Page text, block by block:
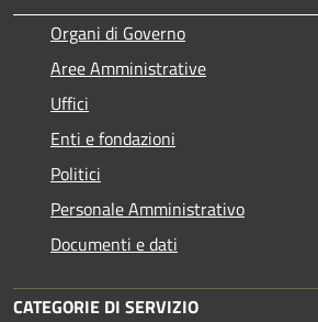
Organi di Governo
Aree Amministrative
Uffici
Enti e fondazioni
Politici
Personale Amministrativo
Documenti e dati
CATEGORIE DI SERVIZIO